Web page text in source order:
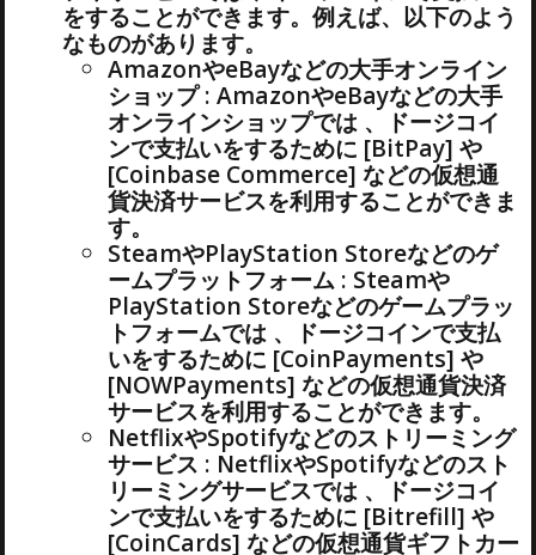
をすることができます。例えば、以下のよう
なものがあります。
AmazonやeBayなどの大手オンライン
ショップ : AmazonやeBayなどの大手
オンラインショップでは 、ドージコイ
ンで支払いをするために [BitPay] や
[Coinbase Commerce] などの仮想通
貨決済サービスを利用することができま
す。
SteamやPlayStation Storeなどのゲ
ームプラットフォーム : Steamや
PlayStation Storeなどのゲームプラッ
トフォームでは 、ドージコインで支払
いをするために [CoinPayments] や
[NOWPayments] などの仮想通貨決済
サービスを利用することができます。
NetflixやSpotifyなどのストリーミング
サービス : NetflixやSpotifyなどのスト
リーミングサービスでは 、ドージコイ
ンで支払いをするために [Bitrefill] や
[CoinCards] などの仮想通貨ギフトカー